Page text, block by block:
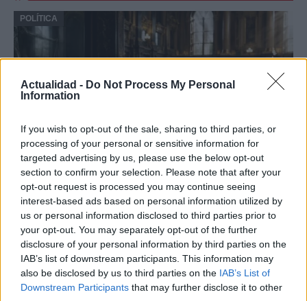
Actualidad - Do Not Process My Personal
Information
If you wish to opt-out of the sale, sharing to third parties, or
processing of your personal or sensitive information for
targeted advertising by us, please use the below opt-out
section to confirm your selection. Please note that after your
opt-out request is processed you may continue seeing
interest-based ads based on personal information utilized by
us or personal information disclosed to third parties prior to
your opt-out. You may separately opt-out of the further
disclosure of your personal information by third parties on the
IAB’s list of downstream participants. This information may
also be disclosed by us to third parties on the IAB’s List of
Downstream Participants that may further disclose it to other
POLÍTICA
El impacto de la iniciativa de Gabriel
Rufián en el panorama político español
Gabriel Rufián ha logrado captar la atención mediática…
POLÍTICA